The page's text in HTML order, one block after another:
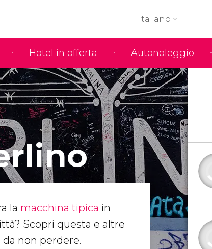
Hotel in offerta Autonoleggio
Italiano
la macchina tipica in
Scopri questa e altre
non perdere.